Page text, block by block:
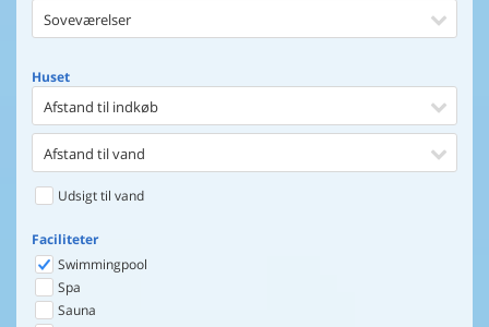
Soveværelser
Huset
Afstand til indkøb
Afstand til vand
Udsigt til vand
Faciliteter
Swimmingpool
Spa
Sauna